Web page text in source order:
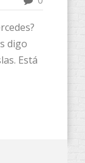
digo
Está